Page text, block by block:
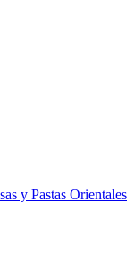
y Pastas Orientales